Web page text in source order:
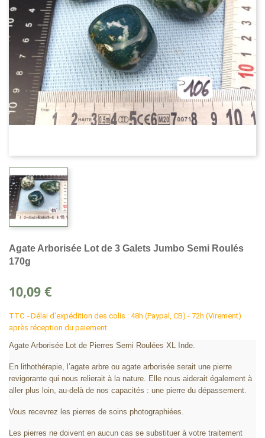
Agate Arborisée Lot de 3 Galets Jumbo Semi Roulés
170g
10,09 €
TTC
Délai d'expédition des colis : 48h (Paypal, CB) - 72h (Virement)
après réception du paiement
Agate Arborisée Lot de Pierres Semi Roulées XL Inde.
En lithothérapie, l’agate arbre ou agate arborisée serait une pierre
revigorante qui nous relierait à la nature. Elle nous aiderait également à
aller plus loin, au-delà de nos capacités : une pierre du dépassement.
Vous recevrez les pierres de soins photographiées.
Les pierres ne doivent en aucun cas se substituer à votre traitement